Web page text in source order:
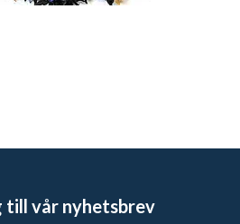
till vår nyhetsbrev